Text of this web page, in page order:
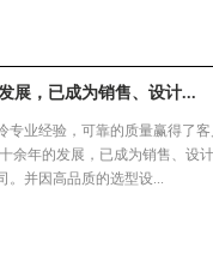
展，已成为销售、设计...
专业经验，可靠的质量赢得了客
余年的发展，已成为销售、设
。并因高品质的选型设...